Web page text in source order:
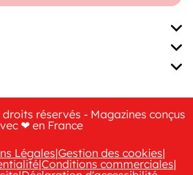
réservés - Magazines conçus
❤ en France
Légales|Gestion des cookies|
|Conditions commerciales|